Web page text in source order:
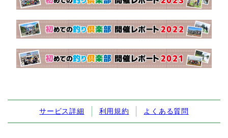
サービス詳細 利用規約 よくある質問